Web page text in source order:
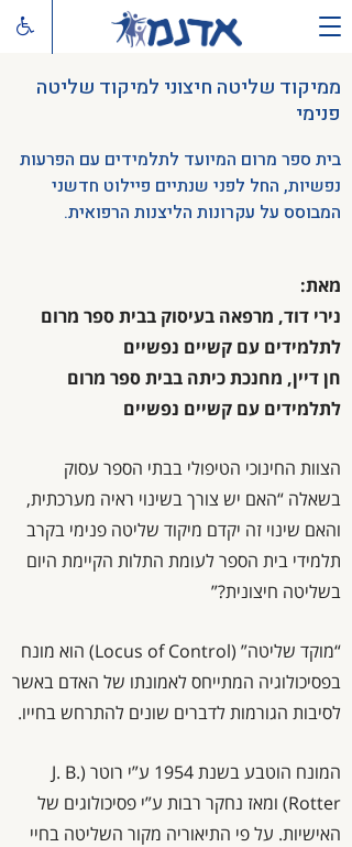
ממיקוד שליטה חיצוני למיקוד שליטה
פנימי
בית ספר מרום המיועד לתלמידים עם הפרעות
נפשיות, החל לפני שנתיים פיילוט חדשני
המבוסס על עקרונות הליצנות הרפואית.
מאת:
נירי דוד, מרפאה בעיסוק בבית ספר מרום
לתלמידים עם קשיים נפשיים
חן דיין, מחנכת כיתה בבית ספר מרום
לתלמידים עם קשיים נפשיים
הצוות החינוכי הטיפולי בבתי הספר עסוק
בשאלה “האם יש צורך בשינוי ראיה מערכתית,
והאם שינוי זה יקדם מיקוד שליטה פנימי בקרב
תלמידי בית הספר לעומת התלות הקיימת היום
בשליטה חיצונית?”
“מוקד שליטה” (Locus of Control) הוא מונח
בפסיכולוגיה המתייחס לאמונתו של האדם באשר
לסיבות הגורמות לדברים שונים להתרחש בחייו.
המונח הוטבע בשנת 1954 ע”י רוטר (J. B.
Rotter) ומאז נחקר רבות ע”י פסיכולוגים של
האישיות. על פי התיאוריה מקור השליטה בחיי